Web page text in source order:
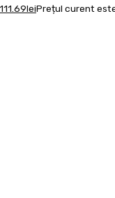
111.69leiPrețul curent